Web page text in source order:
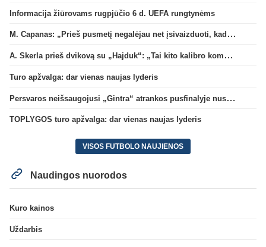
Informacija žiūrovams rugpjūčio 6 d. UEFA rungtynėms
M. Capanas: „Prieš pusmetį negalėjau net įsivaizduoti, kad žaisime prieš „Hajduk“
A. Skerla prieš dvikovą su „Hajduk“: „Tai kito kalibro komanda“
Turo apžvalga: dar vienas naujas lyderis
Persvaros neišsaugojusi „Gintra“ atrankos pusfinalyje nusileido Škotijos čempionėms
TOPLYGOS turo apžvalga: dar vienas naujas lyderis
VISOS FUTBOLO NAUJIENOS
Naudingos nuorodos
Kuro kainos
Uždarbis